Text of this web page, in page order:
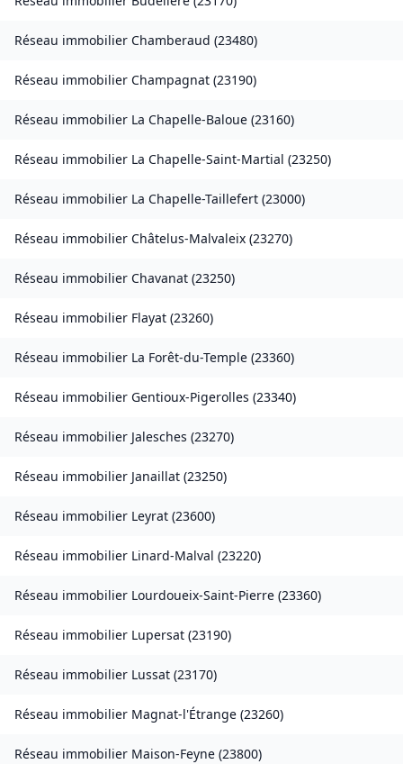
Réseau immobilier Chamberaud (23480)
Réseau immobilier Champagnat (23190)
Réseau immobilier La Chapelle-Baloue (23160)
Réseau immobilier La Chapelle-Saint-Martial (23250)
Réseau immobilier La Chapelle-Taillefert (23000)
Réseau immobilier Châtelus-Malvaleix (23270)
Réseau immobilier Chavanat (23250)
Réseau immobilier Flayat (23260)
Réseau immobilier La Forêt-du-Temple (23360)
Réseau immobilier Gentioux-Pigerolles (23340)
Réseau immobilier Jalesches (23270)
Réseau immobilier Janaillat (23250)
Réseau immobilier Leyrat (23600)
Réseau immobilier Linard-Malval (23220)
Réseau immobilier Lourdoueix-Saint-Pierre (23360)
Réseau immobilier Lupersat (23190)
Réseau immobilier Lussat (23170)
Réseau immobilier Magnat-l'Étrange (23260)
Réseau immobilier Maison-Feyne (23800)